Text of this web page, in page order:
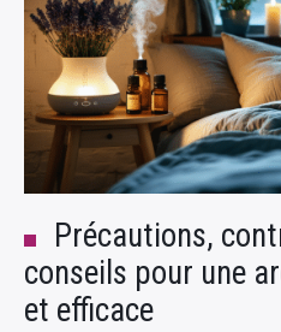
Précautions,
conseils pour une
et efficace